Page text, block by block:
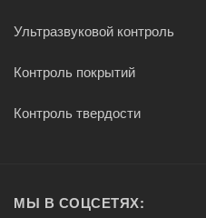
Ультразвуковой контроль
Контроль покрытий
Контроль твердости
МЫ В СОЦСЕТЯХ: